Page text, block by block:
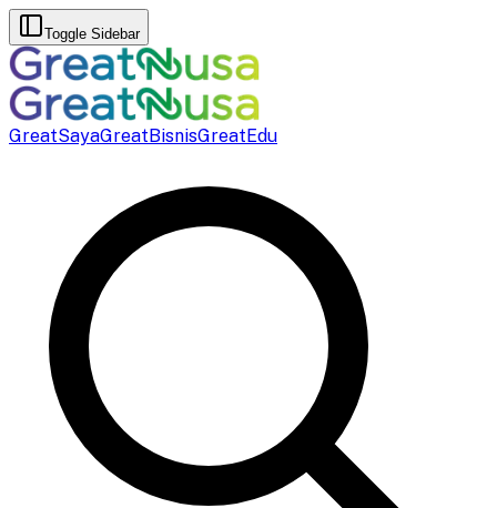
Toggle Sidebar
GreatSayaGreatBisnisGreatEdu